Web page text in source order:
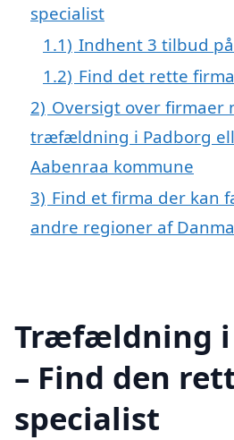
specialist
1.1) Indhent 3 tilbud
1.2) Find det rette
2) Oversigt over firmaer
træfældning i Padborg
Aabenraa kommune
3) Find et firma der kan
andre regioner af
Træfældning i
– Find den
specialist